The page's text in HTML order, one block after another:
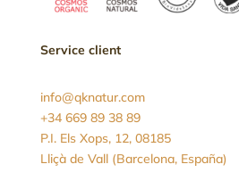
Service client
info@qknatur.com
+34 669 89 38 89
P.I. Els Xops, 12, 08185
Lliçà de Vall (Barcelona, España)